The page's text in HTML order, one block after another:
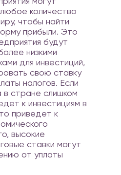
количество
чтобы найти
прибыли. Это
будут
низкими
для инвестиций,
свою ставку
налогов. Если
в стране слишком
к инвестициям в
приведет к
высокие
ставки могут
от уплаты